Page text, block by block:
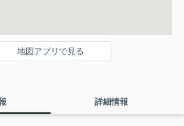
地図アプリで見る
詳細情報